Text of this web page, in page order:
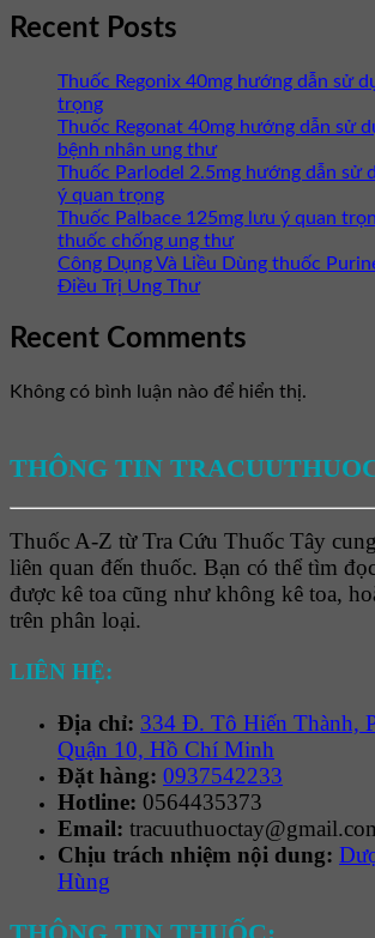
Recent Posts
Thuốc Regonix 40mg hướng dẫn sử
trọng
Thuốc Regonat 40mg hướng dẫn sử
bệnh nhân ung thư
Thuốc Parlodel 2.5mg hướng dẫn sử
ý quan trọng
Thuốc Palbace 125mg lưu ý quan
thuốc chống ung thư
Công Dụng Và Liều Dùng thuốc
Điều Trị Ung Thư
Recent Comments
Không có bình luận nào để hiển thị.
THÔNG TIN
Thuốc A-Z từ Tra Cứu Thuốc Tây
liên quan đến thuốc. Bạn có thể tìm
được kê toa cũng như không kê toa,
trên phân loại.
LIÊN HỆ:
Địa chỉ: 334 Đ. Tô Hiến Thành,
Quận 10, Hồ Chí Minh
Đặt hàng: 0937542233
Hotline: 0564435373
Email:
Chịu trách nhiệm nội dung:
Hùng